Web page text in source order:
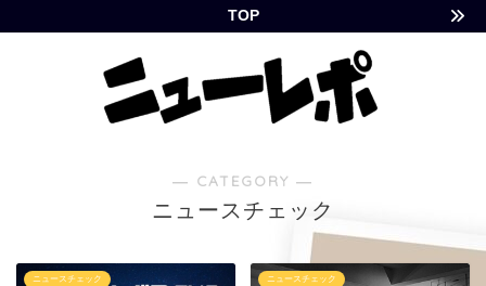
TOP
― CATEGORY ―
ニュースチェック
ニュースチェック ニュースチェック